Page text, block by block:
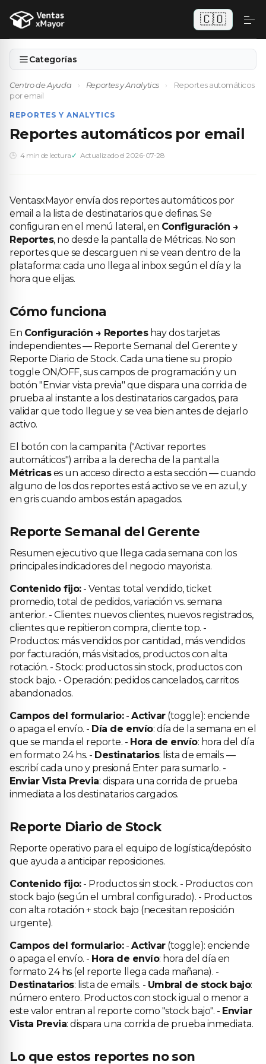
🇨🇴
Categorías
Centro de Ayuda › Reportes y Analytics ›
Reportes automáticos
por email
REPORTES Y ANALYTICS
Reportes automáticos por email
4 min de lectura Actualizado el 2026-07-28
VentasxMayor envía dos reportes automáticos por
email a la lista de destinatarios que definas. Se
configuran en el menú lateral, en Configuración →
Reportes, no desde la pantalla de Métricas. No son
reportes que se descarguen ni se vean dentro de la
plataforma: cada uno llega al inbox según el día y la
hora que elijas.
Cómo funciona
En Configuración → Reporteshay dos tarjetas
independientes — Reporte Semanal del Gerente y
Reporte Diario de Stock. Cada una tiene su propio
toggle ON/OFF, sus campos de programación y un
botón "Enviar vista previa" que dispara una corrida de
prueba al instante a los destinatarios cargados, para
validar que todo llegue y se vea bien antes de dejarlo
activo.
El botón con la campanita ("Activar reportes
automáticos") arriba a la derecha de la pantalla
Métricases un acceso directo a esta sección — cuando
alguno de los dos reportes está activo se ve en azul, y
en gris cuando ambos están apagados.
Reporte Semanal del Gerente
Resumen ejecutivo que llega cada semana con los
principales indicadores del negocio mayorista.
Contenido fijo:- Ventas: total vendido, ticket
promedio, total de pedidos, variación vs. semana
anterior. - Clientes: nuevos clientes, nuevos registrados,
clientes que repitieron compra, cliente top. -
Productos: más vendidos por cantidad, más vendidos
por facturación, más visitados, productos con alta
rotación. - Stock: productos sin stock, productos con
stock bajo. - Operación: pedidos cancelados, carritos
abandonados.
Campos del formulario:-Activar(toggle): enciende
o apaga el envío. - Día de envío: día de la semana en el
que se manda el reporte. - Hora de envío: hora del día
en formato 24 hs. - Destinatarios: lista de emails —
escribí cada uno y presioná Enter para sumarlo. -
Enviar Vista Previa: dispara una corrida de prueba
inmediata a los destinatarios cargados.
Reporte Diario de Stock
Reporte operativo para el equipo de logística/depósito
que ayuda a anticipar reposiciones.
Contenido fijo:- Productos sin stock. - Productos con
stock bajo (según el umbral configurado). - Productos
con alta rotación + stock bajo (necesitan reposición
urgente).
Campos del formulario:-Activar(toggle): enciende
o apaga el envío. - Hora de envío: hora del día en
formato 24 hs (el reporte llega cada mañana). -
Destinatarios: lista de emails. - Umbral de stock bajo:
número entero. Productos con stock igual o menor a
este valor entran al reporte como "stock bajo". - Enviar
Vista Previa: dispara una corrida de prueba inmediata.
Lo que estos reportes no son